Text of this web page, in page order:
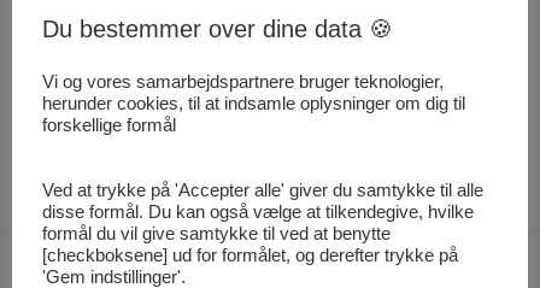
levering
Transport24
Kurer og logistik service på Sjælland
Services
Du bestemmer over dine data 🍪
Vi og vores samarbejdspartnere bruger teknologier,
herunder cookies, til at indsamle oplysninger om dig til
forskellige formål
Ved at trykke på 'Accepter alle' giver du samtykke til alle
disse formål. Du kan også vælge at tilkendegive, hvilke
formål du vil give samtykke til ved at benytte
[checkboksene] ud for formålet, og derefter trykke på
'Gem indstillinger'.